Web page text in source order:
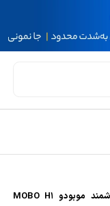
ساعت هوشمند موبودو MOBO H1